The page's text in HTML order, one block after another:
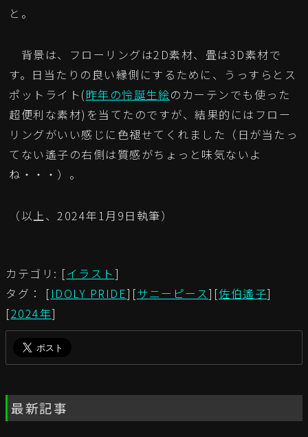
と。
背景は、フローリングは2D素材、畳は3D素材で
す。日当たりの良い縁側にするために、うっすらとス
ポットライト(昨年の怜誕生絵のカーテンでも使った
超便利な素材)を当てたのですが、結果的にはフロー
リングがいい感じに色褪せてくれました（日が当たっ
てない遙子の右側は質感がちょっと味気ないよ
ね・・・）。
（以上、2024年1月9日執筆）
カテゴリ: [イラスト]
タグ： [IDOLY PRIDE][サニーピース][佐伯遙子]
[2024年]
最新記事